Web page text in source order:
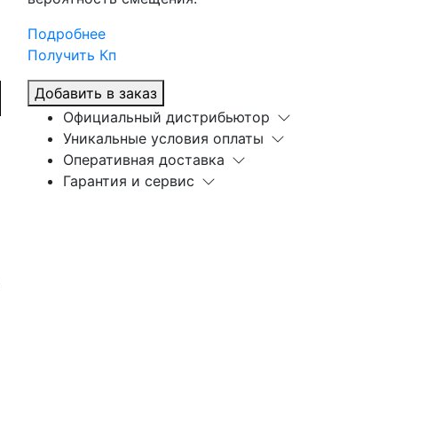
Подробнее
Получить Кп
Добавить в заказ
Официальный дистрибьютор
Уникальные условия оплаты
Оперативная доставка
Гарантия и сервис